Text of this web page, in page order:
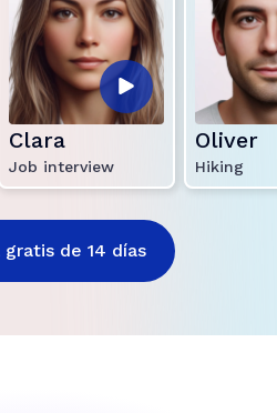
Clara
Job interview
Oliver
Hiking
de 14 días